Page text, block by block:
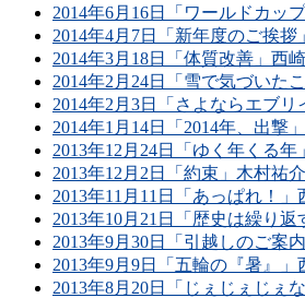
2014年6月16日「ワールドカッ
2014年4月7日「新年度のご挨拶
2014年3月18日「体質改善」西
2014年2月24日「雪で気づいた
2014年2月3日「さよならエブリ
2014年1月14日「2014年、出撃
2013年12月24日「ゆく年くる年
2013年12月2日「約束」木村祐介
2013年11月11日「あっぱれ！」
2013年10月21日「歴史は繰り
2013年9月30日「引越しのご案
2013年9月9日「五輪の『暑』」
2013年8月20日「じぇじぇじぇ